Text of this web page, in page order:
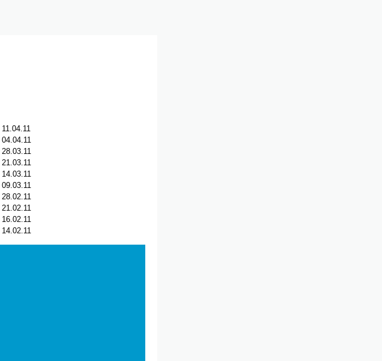
11.04.11
04.04.11
28.03.11
21.03.11
14.03.11
09.03.11
28.02.11
21.02.11
16.02.11
14.02.11